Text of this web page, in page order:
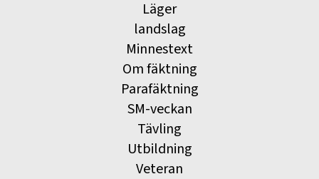
Läger
landslag
Minnestext
Om fäktning
Parafäktning
SM-veckan
Tävling
Utbildning
Veteran